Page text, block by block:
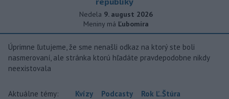
Nedela 9. august 2026
Meniny má Ľubomíra
Úprimne ľutujeme, že sme nenašli odkaz na ktorý ste boli
nasmerovaní, ale stránka ktorú hľadáte pravdepodobne nikdy
neexistovala
Aktuálne témy: Kvízy Podcasty Rok Ľ.Štúra